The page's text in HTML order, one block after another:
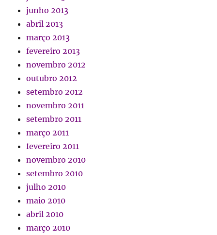
junho 2013
abril 2013
março 2013
fevereiro 2013
novembro 2012
outubro 2012
setembro 2012
novembro 2011
setembro 2011
março 2011
fevereiro 2011
novembro 2010
setembro 2010
julho 2010
maio 2010
abril 2010
março 2010